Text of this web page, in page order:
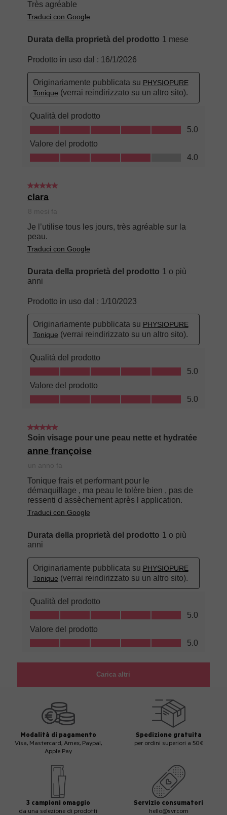
Modalità di pagamento
Visa, Mastercard, Amex, Paypal,
Apple Pay
Spedizione gratuita
per ordini superiori a 50€
3 campioni omaggio
da una selezione di prodotti
Servizio consumatori
hello@svr.com